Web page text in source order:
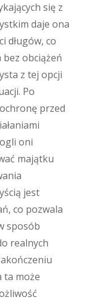
się z
daje ona
długów, co
obciążeń
z tej opcji
Po
przed
oni
majątku
jest
co pozwala
sposób
realnych
ta może